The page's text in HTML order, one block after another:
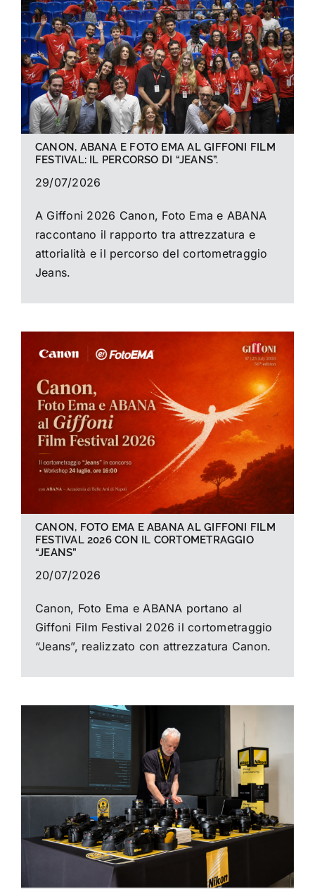
La foto del mese
Guide
Cerca
per:
CANON, ABANA E FOTO EMA AL GIFFONI FILM
FESTIVAL: IL PERCORSO DI “JEANS”.
29/07/2026
A Giffoni 2026 Canon, Foto Ema e ABANA
raccontano il rapporto tra attrezzatura e
attorialità e il percorso del cortometraggio
Jeans.
CANON, FOTO EMA E ABANA AL GIFFONI FILM
FESTIVAL 2026 CON IL CORTOMETRAGGIO
“JEANS”
20/07/2026
Canon, Foto Ema e ABANA portano al
Giffoni Film Festival 2026 il cortometraggio
“Jeans”, realizzato con attrezzatura Canon.